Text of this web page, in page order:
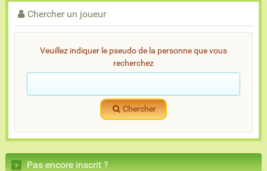
Chercher un joueur
Veuillez indiquer le pseudo de la personne que vous
recherchez
Chercher
Pas encore inscrit ?